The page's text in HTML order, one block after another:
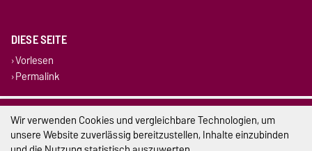
DIESE SEITE
Vorlesen
Permalink
Impressum
Datenschutz
Wir verwenden Cookies und vergleichbare Technologien, um
unsere Website zuverlässig bereitzustellen, Inhalte einzubinden